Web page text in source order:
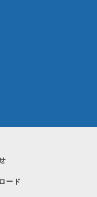
ード